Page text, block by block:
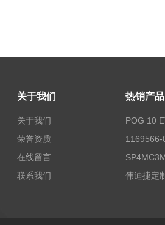
关于我们
关于我们
荣誉资质
在线留言
联系我们
热销产品